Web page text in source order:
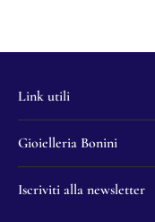
Link utili
Gioielleria Bonini
Iscriviti alla newsletter